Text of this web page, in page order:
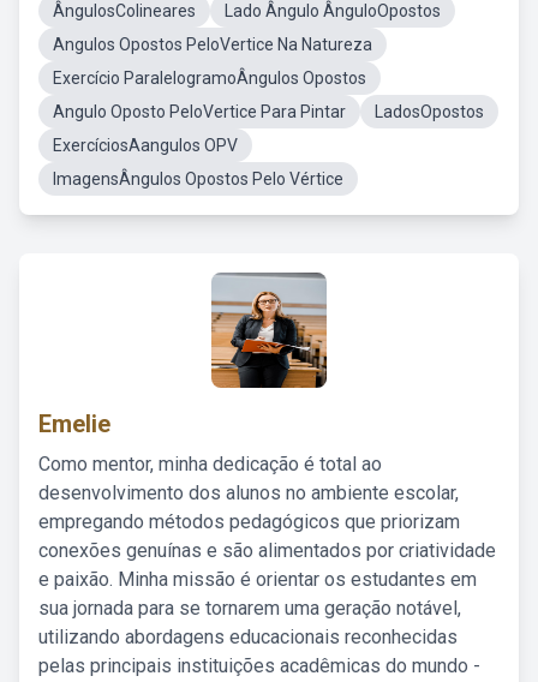
ÂngulosColineares
Lado Ângulo ÂnguloOpostos
Angulos Opostos PeloVertice Na Natureza
Exercício ParalelogramoÂngulos Opostos
Angulo Oposto PeloVertice Para Pintar
LadosOpostos
ExercíciosAangulos OPV
ImagensÂngulos Opostos Pelo Vértice
Emelie
Como mentor, minha dedicação é total ao
desenvolvimento dos alunos no ambiente escolar,
empregando métodos pedagógicos que priorizam
conexões genuínas e são alimentados por criatividade
e paixão. Minha missão é orientar os estudantes em
sua jornada para se tornarem uma geração notável,
utilizando abordagens educacionais reconhecidas
pelas principais instituições acadêmicas do mundo -